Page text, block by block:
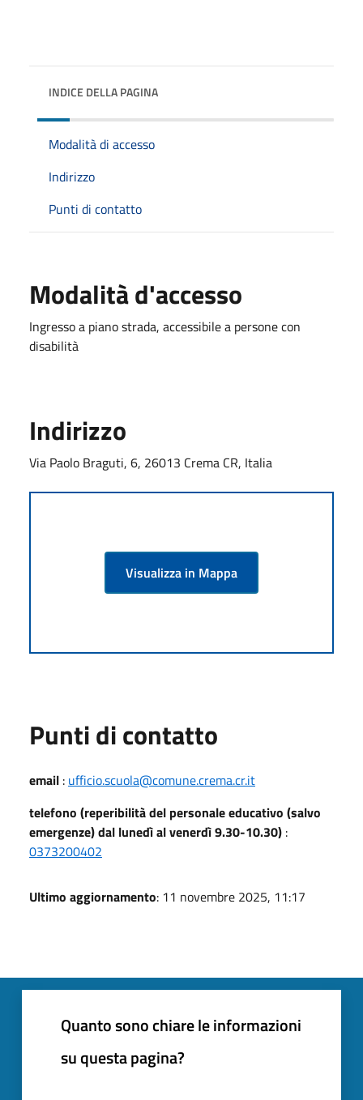
INDICE DELLA PAGINA
Modalità di accesso
Indirizzo
Punti di contatto
Modalità d'accesso
Ingresso a piano strada, accessibile a persone con
disabilità
Indirizzo
Via Paolo Braguti, 6, 26013 Crema CR, Italia
Visualizza in Mappa
Punti di contatto
email : ufficio.scuola@comune.crema.cr.it
telefono (reperibilità del personale educativo (salvo
emergenze) dal lunedì al venerdì 9.30-10.30) :
0373200402
Ultimo aggiornamento: 11 novembre 2025, 11:17
Quanto sono chiare le informazioni
su questa pagina?